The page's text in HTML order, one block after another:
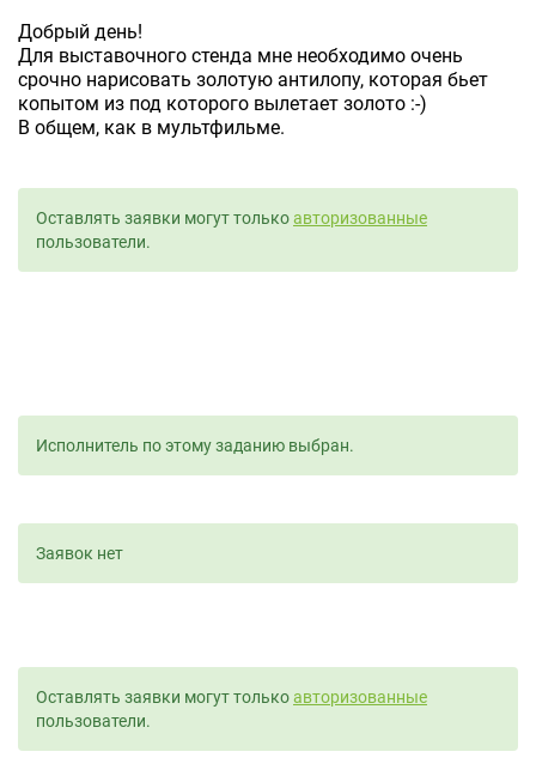
Добрый день!
Для выставочного стенда мне необходимо очень
срочно нарисовать золотую антилопу, которая бьет
копытом из под которого вылетает золото :-)
В общем, как в мультфильме.
Оставлять заявки могут толькоавторизованные
пользователи.
Исполнитель по этому заданию выбран.
Заявок нет
Оставлять заявки могут толькоавторизованные
пользователи.